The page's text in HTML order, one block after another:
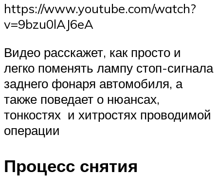
https://www.youtube.com/watch?
v=9bzu0lAJ6eA
Видео расскажет, как просто и
легко поменять лампу стоп-сигнала
заднего фонаря автомобиля, а
также поведает о нюансах,
тонкостях и хитростях проводимой
операции
Процесс снятия